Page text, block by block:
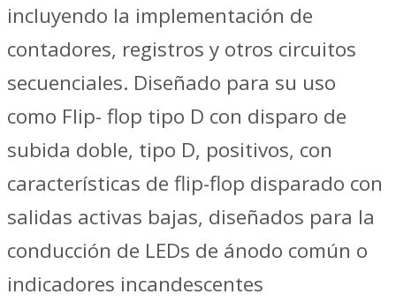
incluyendo la implementación de
contadores, registros y otros circuitos
secuenciales. Diseñado para su uso
como Flip- flop tipo D con disparo de
subida doble, tipo D, positivos, con
características de flip-flop disparado con
salidas activas bajas, diseñados para la
conducción de LEDs de ánodo común o
indicadores incandescentes